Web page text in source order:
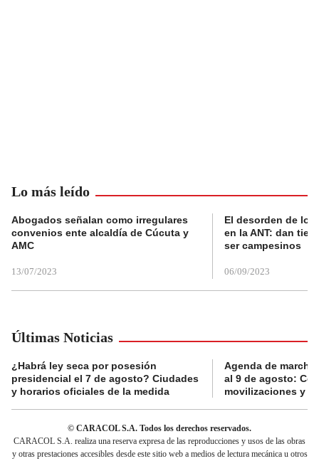
Lo más leído
Abogados señalan como irregulares
convenios ente alcaldía de Cúcuta y
AMC
13/07/2023
El desorden de
en la ANT: dan
ser campesinos
06/09/2023
Últimas Noticias
¿Habrá ley seca por posesión
presidencial el 7 de agosto? Ciudades
y horarios oficiales de la medida
Agenda de
al 9 de agosto:
movilizaciones y
© CARACOL S.A. Todos los derechos reservados.
CARACOL S.A. realiza una reserva expresa de las reproducciones y usos de las obras
y otras prestaciones accesibles desde este sitio web a medios de lectura mecánica u otros